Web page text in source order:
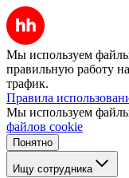
Мы используем
правильную работу
трафик.
Правила
Мы используем
файлов cookie
Понятно
Ищу сотрудника